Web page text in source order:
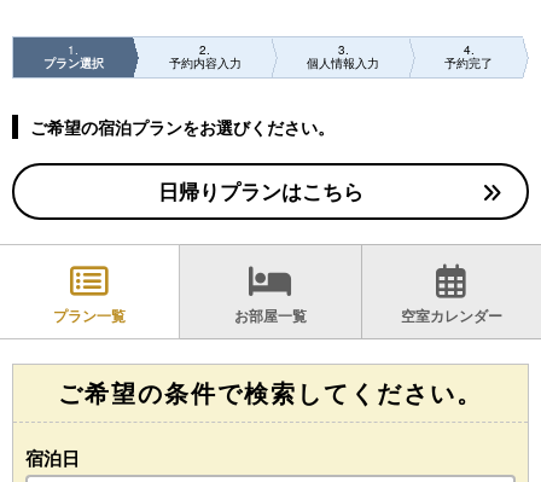
1
プラン選択
2
予約内容入力
3
個人情報入力
4
予約完了
ご希望の宿泊プランをお選びください。
日帰りプランはこちら
プラン一覧 お部屋一覧 空室カレンダー
ご希望の条件で検索してください。
宿泊日